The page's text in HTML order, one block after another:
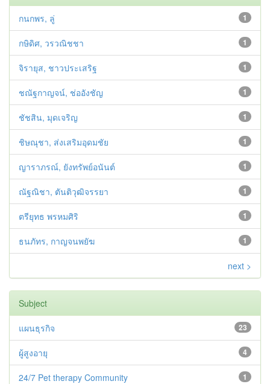
1
กนกพร, ลู่
1
กษิดิศ, วรวณิชชา
1
จิรายุส, ชาวประเสริฐ
1
ชณัฐกาญจน์, ช่ออังชัญ
1
ชัชสิน, มุดเจริญ
1
ชิษณุชา, ส่งเสริมอุดมชัย
1
ญาราภรณ์, ยังทรัพย์อนันต์
1
ณัฐณิชา, ตันติวุฒิจรรยา
1
ตรียุทธ พรหมศิริ
1
ธนภัทร, กาญจนพยัฆ
next >
Subject
23
แผนธุรกิจ
4
ผู้สูงอายุ
1
24/7 Pet therapy Community